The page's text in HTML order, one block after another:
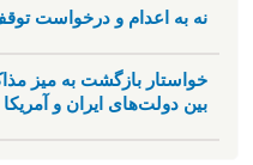
نه به اعدام و درخواست توقف
خواستار بازگشت به میز
بین دولت‌های ایران و آمریکا